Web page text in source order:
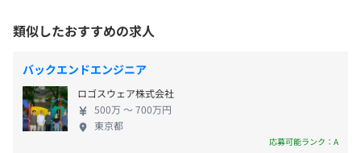
会社の定める場所（リモートワークの場所を含む）
受動喫煙防止措置に関する事項
原則屋内禁煙
ただし、就業場所により異なる
業、介護休業、入社 時休暇、災害時休暇
【待遇・福利厚生】
表する大手メーカーを中心に取引先800社以上と取引
をしており クライアントの技術的な課題解決をおこ
なうのが当社のミッションです。 7000名以上のエン
ジニアが在籍しており抜群の経営基盤を築いていま
す。 ～残業月20時間程度／定着率93.5％／残業代1分
単位支給／賞与年2回+決算賞与～
類似したおすすめの求人
バックエンドエンジニア
ロゴスウェア株式会社
500万 〜 700万円
東京都
応募可能ランク：A